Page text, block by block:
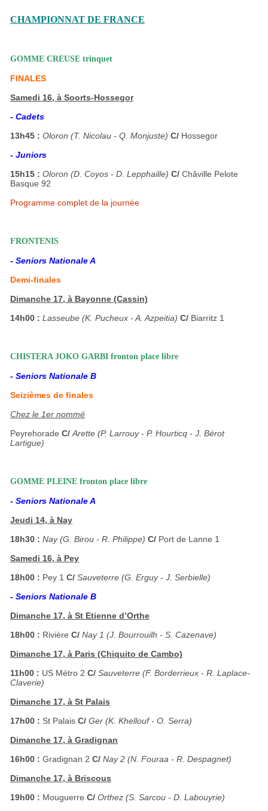
CHAMPIONNAT DE FRANCE
GOMME CREUSE trinquet
FINALES
Samedi 16, à Soorts-Hossegor
- Cadets
13h45 :Oloron (T. Nicolau - Q. Monjuste) C/ Hossegor
- Juniors
15h15 : Oloron (D. Coyos - D. Lepphaille) C/ Châville Pelote
Basque 92
Programme complet de la journée
FRONTENIS
- Seniors Nationale A
Demi-finales
Dimanche 17, à Bayonne (Cassin)
14h00 :Lasseube (K. Pucheux - A. Azpeitia) C/ Biarritz 1
CHISTERA JOKO GARBI fronton place libre
- Seniors Nationale B
Seizièmes de finales
Chez le 1er nommé
PeyrehoradeC/ Arette (P. Larrouy - P. Hourticq - J. Bérot
Lartigue)
GOMME PLEINE fronton place libre
- Seniors Nationale A
Jeudi 14, à Nay
18h30 :Nay (G. Birou - R. Philippe) C/ Port de Lanne 1
Samedi 16, à Pey
18h00 : Pey 1C/ Sauveterre (G. Erguy - J. Serbielle)
- Seniors Nationale B
Dimanche 17, à St Etienne d’Orthe
18h00 : RivièreC/ Nay 1 (J. Bourrouilh - S. Cazenave)
Dimanche 17, à Paris (Chiquito de Cambo)
11h00 : US Métro 2C/Sauveterre (F. Borderrieux - R. Laplace-
Claverie)
Dimanche 17, à St Palais
17h00 : St PalaisC/Ger (K. Khellouf - O. Serra)
Dimanche 17, à Gradignan
16h00 :Gradignan 2C/ Nay 2 (N. Fouraa - R. Despagnet)
Dimanche 17, à Briscous
19h00 : MouguerreC/Orthez (S. Sarcou - D. Labouyrie)